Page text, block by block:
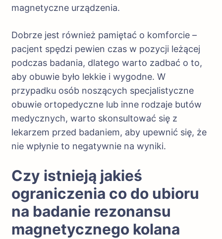
magnetyczne urządzenia.
Dobrze jest również pamiętać o komforcie –
pacjent spędzi pewien czas w pozycji leżącej
podczas badania, dlatego warto zadbać o to,
aby obuwie było lekkie i wygodne. W
przypadku osób noszących specjalistyczne
obuwie ortopedyczne lub inne rodzaje butów
medycznych, warto skonsultować się z
lekarzem przed badaniem, aby upewnić się, że
nie wpłynie to negatywnie na wyniki.
Czy istnieją jakieś
ograniczenia co do ubioru
na badanie rezonansu
magnetycznego kolana